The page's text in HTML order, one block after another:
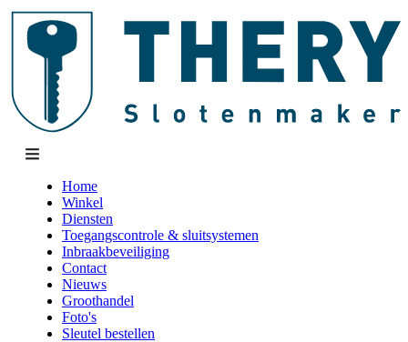
Home
Winkel
Diensten
Toegangscontrole & sluitsystemen
Inbraakbeveiliging
Contact
Nieuws
Groothandel
Foto's
Sleutel bestellen